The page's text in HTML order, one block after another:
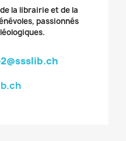
la librairie et de la
passionnés